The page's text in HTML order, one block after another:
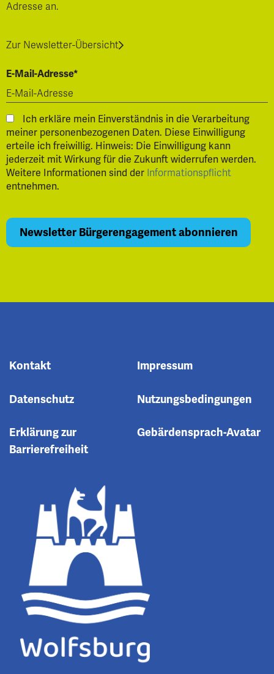
Adresse an.
Zur Newsletter-Übersicht
E-Mail-Adresse*
Ich erkläre mein Einverständnis in die Verarbeitung
meiner personenbezogenen Daten. Diese Einwilligung
erteile ich freiwillig. Hinweis: Die Einwilligung kann
jederzeit mit Wirkung für die Zukunft widerrufen werden.
Weitere Informationen sind der Informationspflicht
entnehmen.
Kontakt Impressum
Datenschutz Nutzungsbedingungen
Erklärung zur
Barrierefreiheit
Gebärdensprach-Avatar